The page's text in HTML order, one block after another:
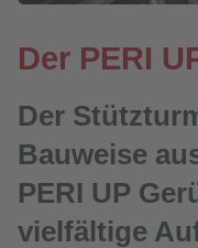
Der PERI
Der
Bauweise
PERI UP
vielfältige